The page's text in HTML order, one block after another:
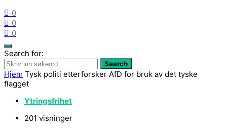
0
0
0
Search for:
Search
Hjem Tysk politi etterforsker AfD for bruk av det tyske
flagget
Ytringsfrihet
201 visninger